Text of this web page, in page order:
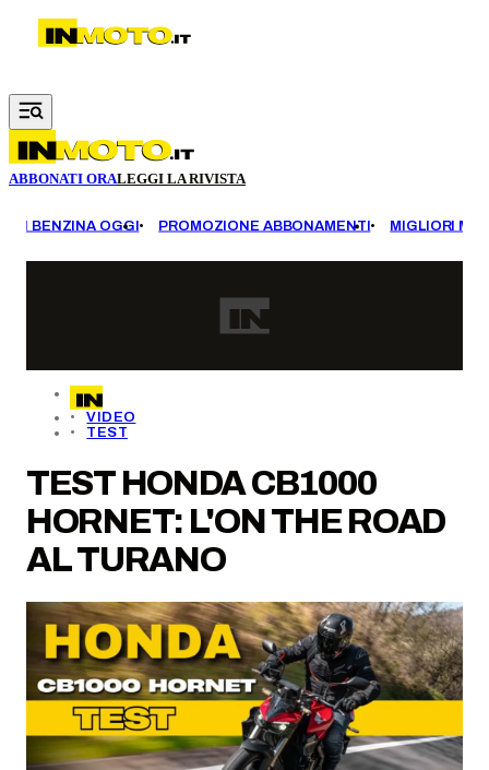
Vai al contenuto principale
ABBONATI ORALEGGI LA RIVISTA
BENZINA OGGI PROMOZIONE ABBONAMENTI MIGLIORI
VIDEO
TEST
TEST HONDA CB1000
HORNET: L'ON THE ROAD
AL TURANO